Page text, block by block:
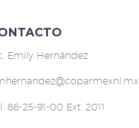
Emily Hernández
86-25-91-00 Ext. 2011